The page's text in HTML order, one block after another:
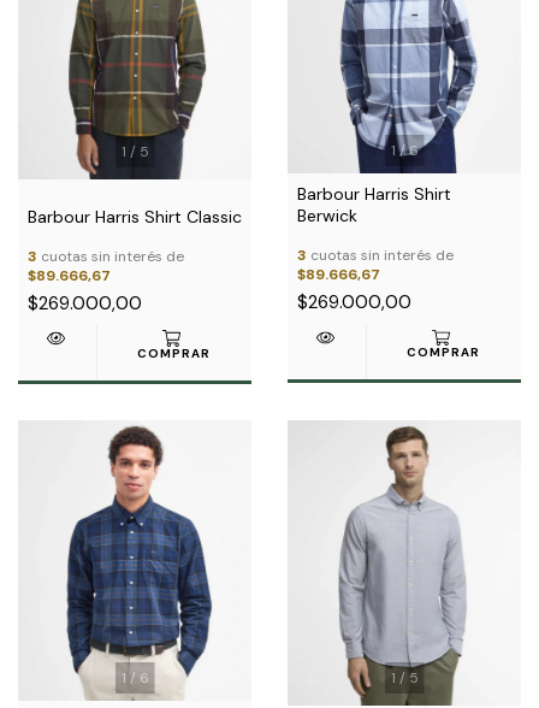
1 / 5
Barbour Harris Shirt Classic
3 cuotas sin interés de
$89.666,67
$269.000,00
COMPRAR
1/6
Barbour Harris Shirt
Berwick
3 cuotas sin interés de
$89.666,67
$269.000,00
COMPRAR
1 / 6 1 / 5